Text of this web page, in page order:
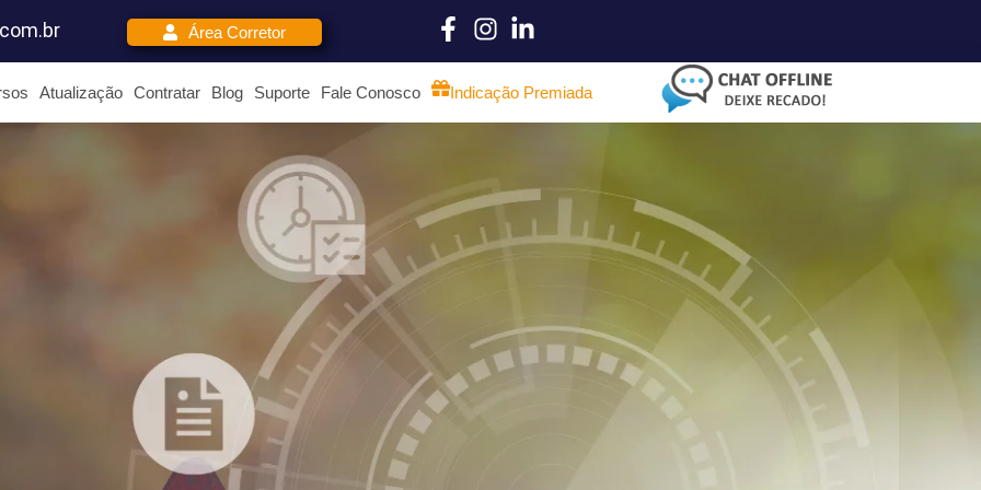
Área Corretor
Atualização Contratar Blog Suporte Fale Conosco Indicação Premiada